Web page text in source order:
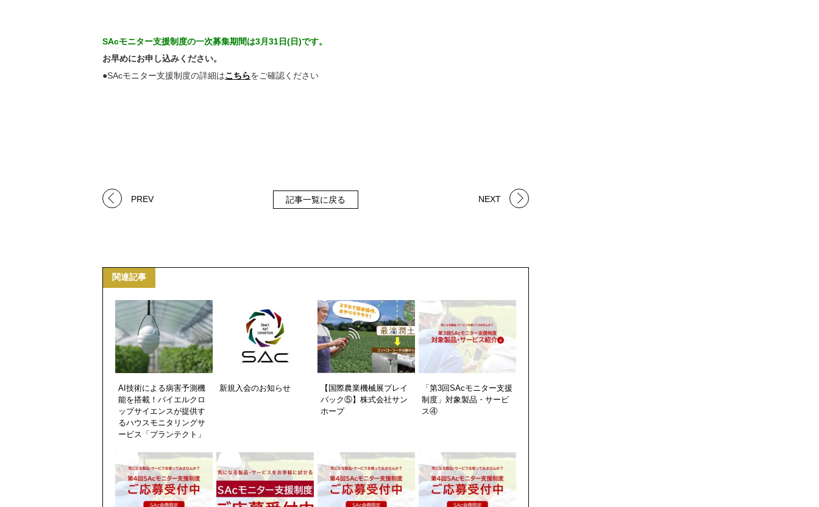
SAcモニター支援制度の一次募集期間は3月31日(日)です。
お早めにお申し込みください。
●SAcモニター支援制度の詳細はこちらをご確認ください
PREV 記事一覧に戻る NEXT
関連記事
AI技術による病害予測機
能を搭載！バイエルクロ
ップサイエンスが提供す
るハウスモニタリングサ
ービス「プランテクト」
新規入会のお知らせ
【国際農業機械展プレイ
バック⑤】株式会社サン
ホープ
「第3回SAcモニター支援
制度」対象製品・サービ
ス④